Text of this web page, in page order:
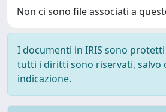
Non ci sono file associati a
I documenti in IRIS sono
tutti i diritti sono riservati, salvo
indicazione.